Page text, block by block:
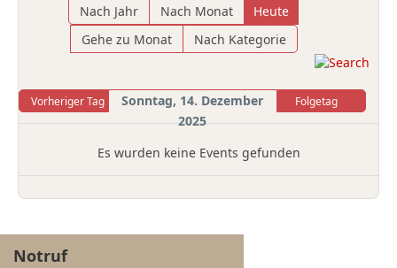
Nach Jahr Nach Monat
Heute
Gehe zu Monat
Nach Kategorie
Vorheriger Tag
Sonntag, 14. Dezember
2025
Folgetag
Es wurden keine Events gefunden
Notruf